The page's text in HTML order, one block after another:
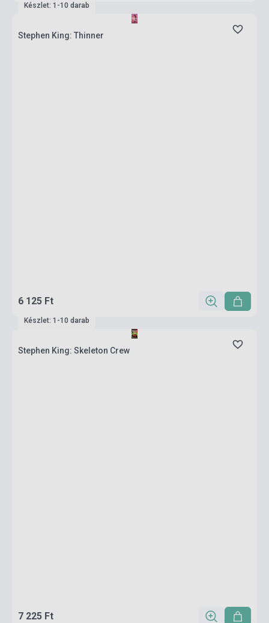
Készlet: 1-10 darab
Stephen King: Thinner
6 125 Ft
Készlet: 1-10 darab
Stephen King: Skeleton Crew
7 225 Ft